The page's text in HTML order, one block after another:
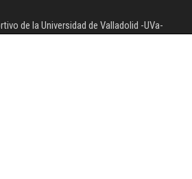
de la Universidad de Valladolid -UVa-